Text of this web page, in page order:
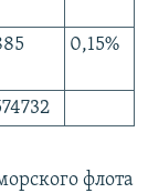
0,15%
флота